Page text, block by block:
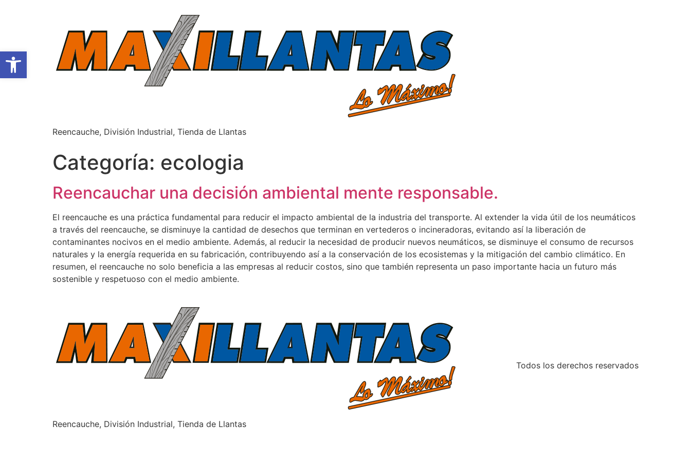
Abrir barra de herramientas
Reencauche, División Industrial, Tienda de Llantas
Categoría: ecologia
Reencauchar una decisión ambiental mente responsable.
El reencauche es una práctica fundamental para reducir el impacto ambiental de la industria del transporte. Al extender la vida útil de los neumáticos
a través del reencauche, se disminuye la cantidad de desechos que terminan en vertederos o incineradoras, evitando así la liberación de
contaminantes nocivos en el medio ambiente. Además, al reducir la necesidad de producir nuevos neumáticos, se disminuye el consumo de recursos
naturales y la energía requerida en su fabricación, contribuyendo así a la conservación de los ecosistemas y la mitigación del cambio climático. En
resumen, el reencauche no solo beneficia a las empresas al reducir costos, sino que también representa un paso importante hacia un futuro más
sostenible y respetuoso con el medio ambiente.
Reencauche, División Industrial, Tienda de Llantas
Todos los derechos reservados